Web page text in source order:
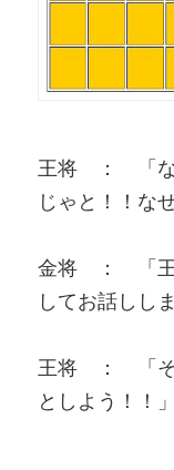
王将 ： 「な
じゃと！！な
金将 ： 「王
してお話しし
王将 ： 「そ
としよう！！」